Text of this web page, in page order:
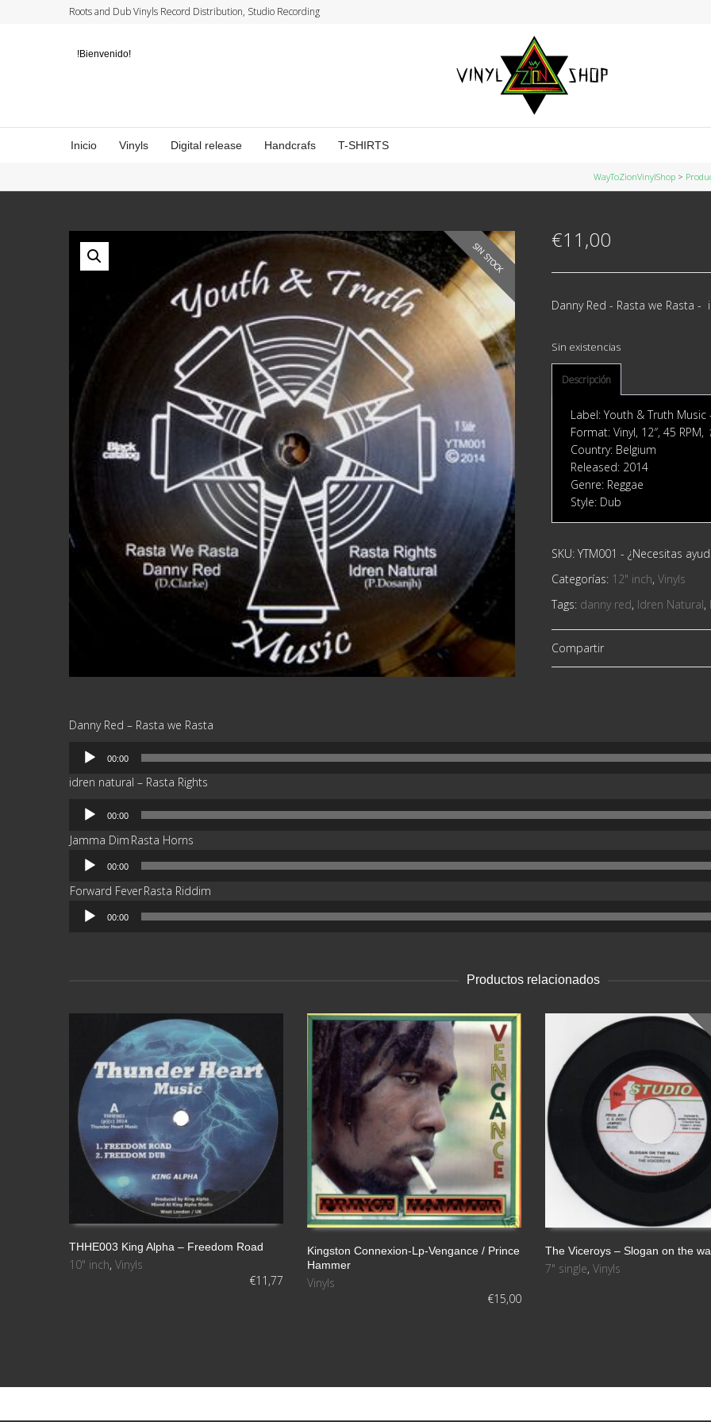
Roots and Dub Vinyls Record Distribution, Studio Recording
!Bienvenido!
Inicio Vinyls Digital release Handcrafs T-SHIRTS
WayToZionVinylShop >
SIN STOCK
€11,00
Danny Red - Rasta we Rasta -
Sin existencias
Descripción
Label: Youth & Truth Music
Format: Vinyl, 12″, 45 RPM,
Country: Belgium
Released: 2014
Genre: Reggae
Style: Dub
SKU:YTM001 -¿Necesitas
Categorías: 12" inch,Vinyls
Tags: danny red, Idren Natural,
Compartir
Danny Red – Rasta we Rasta
Reproductor
audio
00:00
idren natural – Rasta Rights
Reproductor
audio
00:00
Jamma Dim Rasta Horns
Reproductor
audio
00:00
Forward FeverRasta Riddim
Reproductor
00:00
Productos relacionados
AÑADIR AL CARRITO
THHE003 King Alpha – Freedom Road
10" inch, Vinyls
€11,77
Kingston Connexion-Lp-Vengance / Prince
Hammer
Vinyls
€15,00
LEER MÁS
The Viceroys – Slogan on the
7" single, Vinyls